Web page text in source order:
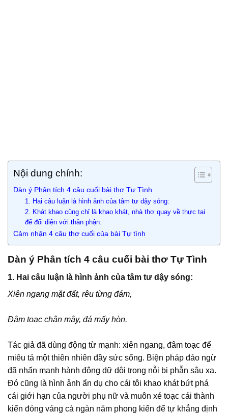
Nội dung chính:
Dàn ý Phân tích 4 câu cuối bài thơ Tự Tình
1. Hai câu luận là hình ảnh của tâm tư dậy sóng:
2. Khát khao cũng chỉ là khao khát, nhà thơ quay về thực tại
để đối diện với thân phận:
Cảm nhận 4 câu thơ cuối của bài Tự tình
Dàn ý Phân tích 4 câu cuối bài thơ Tự Tình
1. Hai câu luận là hình ảnh của tâm tư dậy sóng:
Xiên ngang mặt đất, rêu từng đám,
Đâm toạc chân mây, đá mấy hòn.
Tác giả đã dùng động từ mạnh: xiên ngang, đâm toạc để
miêu tả một thiên nhiên đầy sức sống. Biện pháp đảo ngừ
đã nhấn mạnh hành động dữ dội trong nỗi bi phẫn sâu xa.
Đó cũng là hình ảnh ẩn dụ cho cái tôi khao khát bứt phá
cái giới hạn của người phụ nữ và muôn xé toạc cái thành
kiến đóng váng cả ngàn năm phong kiến để tự khẳng định